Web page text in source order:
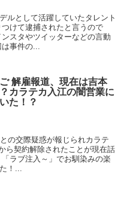
ルとして活躍していたタレント
けて逮捕されたと言うので
スタやツイッターなどの言動
事件の...
解雇報道、現在は吉本
カラテカ入江の闇営業に
た！？
の交際疑惑が報じられカラテ
ら契約解除されたことが現在話
ラブ注入～」でお馴染みの楽
！...